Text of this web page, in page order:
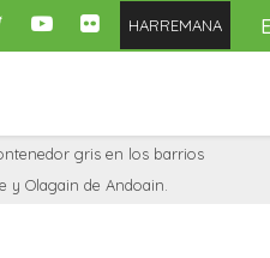
HARREMANA
gris en los barrios
y Olagain de Andoain.